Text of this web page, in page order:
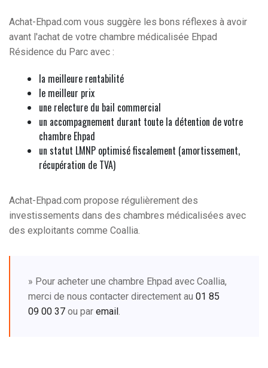
Achat-Ehpad.com vous suggère les bons réflexes à avoir
avant l'achat de votre chambre médicalisée Ehpad
Résidence du Parc avec :
la meilleure rentabilité
le meilleur prix
une relecture du bail commercial
un accompagnement durant toute la détention de votre
chambre Ehpad
un statut LMNP optimisé fiscalement (amortissement,
récupération de TVA)
Achat-Ehpad.com propose régulièrement des
investissements dans des chambres médicalisées avec
des exploitants comme Coallia.
» Pour acheter une chambre Ehpad avec Coallia,
merci de nous contacter directement au 01 85
09 00 37 ou par email